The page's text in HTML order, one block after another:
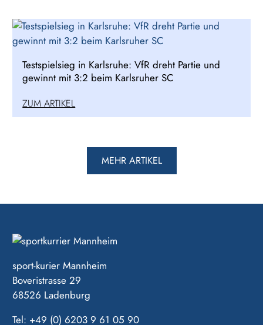
Testspielsieg in Karlsruhe: VfR dreht Partie und
gewinnt mit 3:2 beim Karlsruher SC
ZUM ARTIKEL
MEHR ARTIKEL
sport-kurier Mannheim
Boveristrasse 29
68526 Ladenburg
Tel: +49 (0) 6203 9 61 05 90